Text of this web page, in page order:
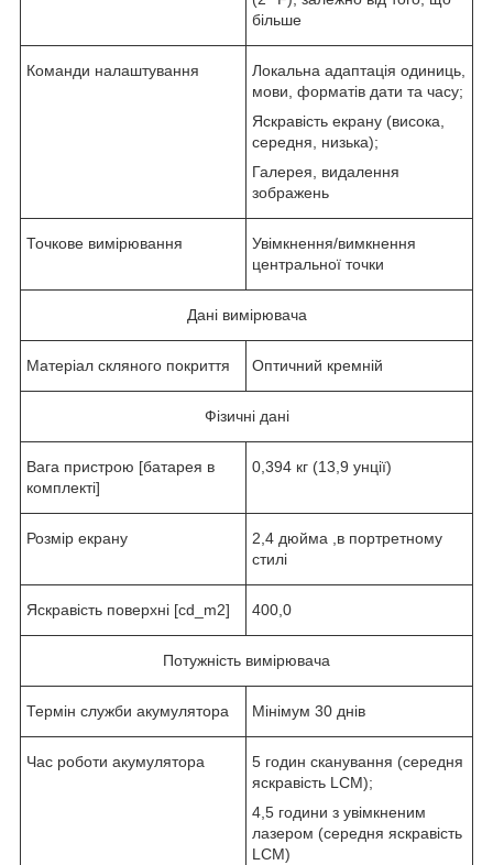
більше
Команди налаштування
Локальна адаптація одиниць,
мови, форматів дати та часу;
Яскравість екрану (висока,
середня, низька);
Галерея, видалення
зображень
Точкове вимірювання
Увімкнення/вимкнення
центральної точки
Дані вимірювача
Матеріал скляного покриття Оптичний кремній
Фізичні дані
Вага пристрою [батарея в
комплекті]
0,394 кг (13,9 унції)
Розмір екрану
2,4 дюйма ,в портретному
стилі
Яскравість поверхні [cd_m2] 400,0
Потужність вимірювача
Термін служби акумулятора Мінімум 30 днів
Час роботи акумулятора
5 годин сканування (середня
яскравість LCM);
4,5 години з увімкненим
лазером (середня яскравість
LCM)